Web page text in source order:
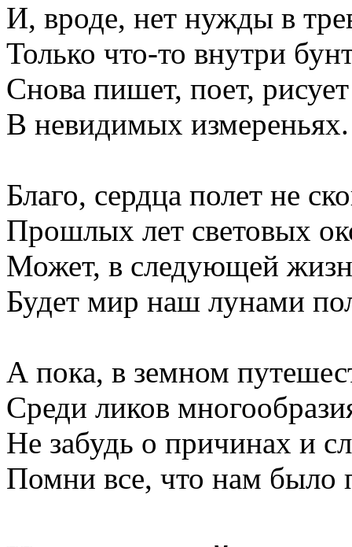
И, вроде, нет нужды в
Только что-то внутри
Снова пишет, поет, рисует
В невидимых измереньях.
Благо, сердца полет не
Прошлых лет световых
Может, в следующей
Будет мир наш лунами
А пока, в земном
Среди ликов
Не забудь о причинах и
Помни все, что нам было